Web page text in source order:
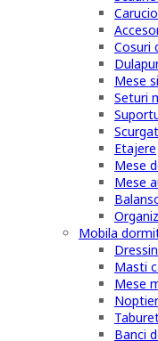
Cosuri
Mese
Seturi
Etajere
Mese
Mese
Mobila
Masti
Mese
Banci